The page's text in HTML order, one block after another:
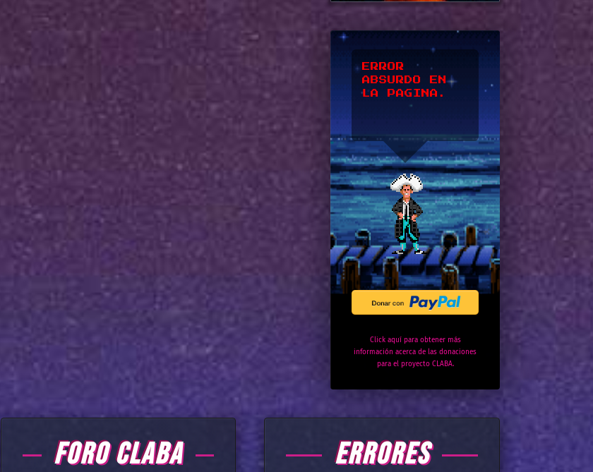
*UPSSS*
Click aquí para obtener más
información acerca de las donaciones
para el proyecto CLABA.
FORO CLABA ERRORES